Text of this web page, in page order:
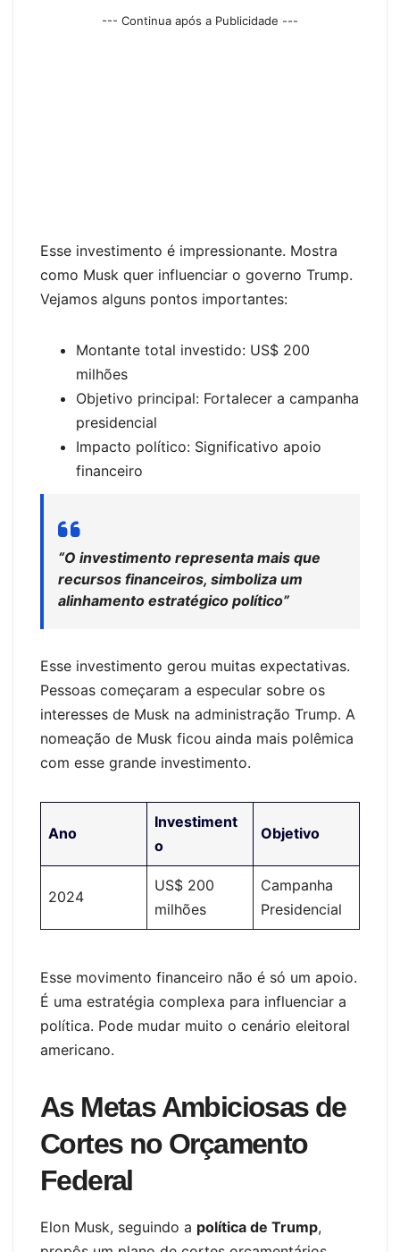
--- Continua após a Publicidade ---
Esse investimento é impressionante. Mostra
como Musk quer influenciar o governo Trump.
Vejamos alguns pontos importantes:
Montante total investido: US$ 200
milhões
Objetivo principal: Fortalecer a campanha
presidencial
Impacto político: Significativo apoio
financeiro
“O investimento representa mais que
recursos financeiros, simboliza um
alinhamento estratégico político”
Esse investimento gerou muitas expectativas.
Pessoas começaram a especular sobre os
interesses de Musk na administração Trump. A
nomeação de Musk ficou ainda mais polêmica
com esse grande investimento.
Ano
Investiment
o
Objetivo
2024
US$ 200
milhões
Campanha
Presidencial
Esse movimento financeiro não é só um apoio.
É uma estratégia complexa para influenciar a
política. Pode mudar muito o cenário eleitoral
americano.
As Metas Ambiciosas de
Cortes no Orçamento
Federal
Elon Musk, seguindo a política de Trump,